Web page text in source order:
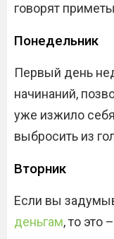
говорят
Понедельник
Первый день
начинаний,
уже изжило
выбросить из
Вторник
Если вы
деньгам, то это